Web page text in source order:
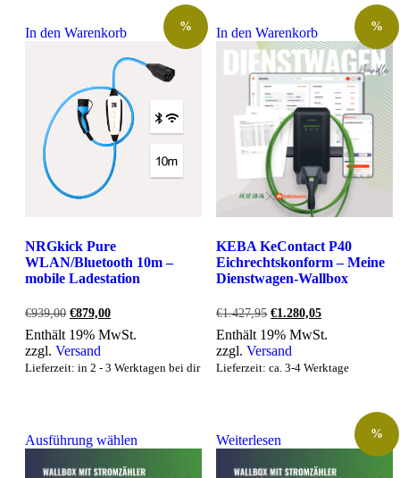
In den Warenkorb %
NRGkick Pure
WLAN/Bluetooth 10m –
mobile Ladestation
€939,00 Ursprünglicher
Preis
war:
€939,00
€879,00Aktueller
Preis
ist:
Enthält 19% MwSt.
zzgl. Versand
Lieferzeit: in 2 - 3 Werktagen bei dir
In den Warenkorb %
KEBA KeContact P40
Eichrechtskonform – Meine
Dienstwagen-Wallbox
€1.427,95 Ursprünglicher
Preis
war:
€1.427,95
€1.280,05Aktueller
ist:
Enthält 19% MwSt.
zzgl.Versand
Lieferzeit: ca. 3-4 Werktage
Ausführung wählen Weiterlesen %